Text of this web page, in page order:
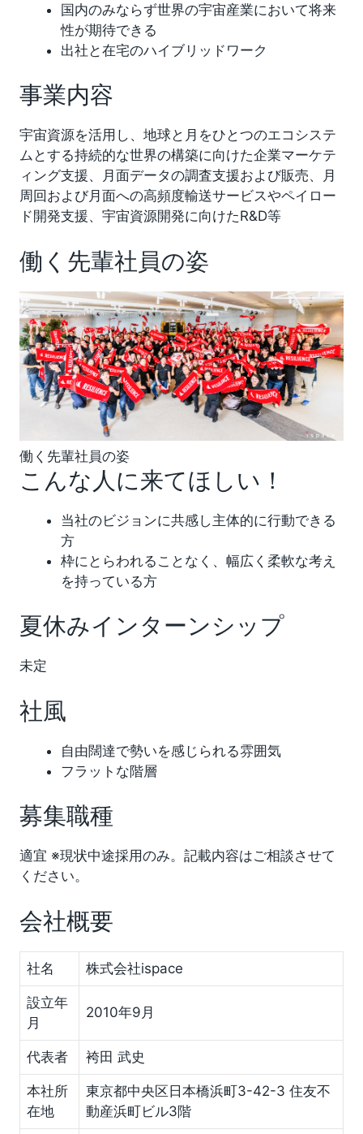
国内のみならず世界の宇宙産業において将来
性が期待できる
出社と在宅のハイブリッドワーク
事業内容
宇宙資源を活用し、地球と月をひとつのエコシステ
ムとする持続的な世界の構築に向けた企業マーケテ
ィング支援、月面データの調査支援および販売、月
周回および月面への高頻度輸送サービスやペイロー
ド開発支援、宇宙資源開発に向けたR&D等
働く先輩社員の姿
働く先輩社員の姿
こんな人に来てほしい！
当社のビジョンに共感し主体的に行動できる
方
枠にとらわれることなく、幅広く柔軟な考え
を持っている方
夏休みインターンシップ
未定
社風
自由闊達で勢いを感じられる雰囲気
フラットな階層
募集職種
適宜 ※現状中途採用のみ。記載内容はご相談させて
ください。
会社概要
社名 株式会社ispace
設立年
月
2010年9月
代表者 袴田 武史
本社所
在地
東京都中央区日本橋浜町3-42-3 住友不
動産浜町ビル3階